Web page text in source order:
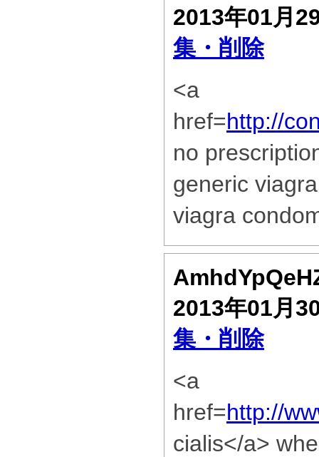
2013年01月
集・削除
<a
href=http://
no
generic
viagra
2013年01月
集・削除
<a
href=http://
cialis</a>